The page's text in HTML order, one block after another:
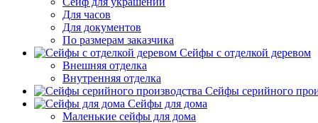
Для часов
Для документов
По размерам заказчика
Сейфы с отделкой деревом
Внешняя отделка
Внутренняя отделка
Сейфы серийного
Сейфы для дома
Маленькие сейфы для дома